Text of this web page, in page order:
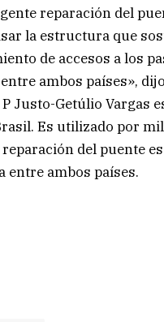
reparación del
la estructura que
de accesos a los
ambos países»,
Justo-Getúlio Vargas
Es utilizado por
del puente
ambos países.